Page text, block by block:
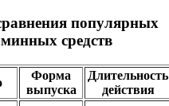
популярных
средств
Форма
выпуска
Длительность
действия